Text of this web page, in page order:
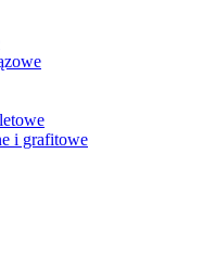
i grafitowe